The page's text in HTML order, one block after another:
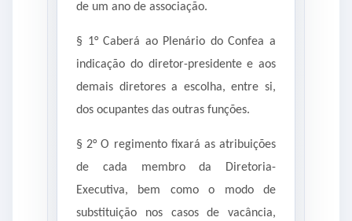
de um ano de associação.
§ 1° Caberá ao Plenário do Confea a
indicação do diretor-presidente e aos
demais diretores a escolha, entre si,
dos ocupantes das outras funções.
§ 2° O regimento fixará as atribuições
de cada membro da Diretoria-
Executiva, bem como o modo de
substituição nos casos de vacância,